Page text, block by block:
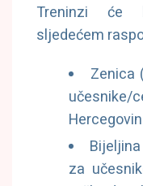
Treninzi će
sljedećem
Zenica
za